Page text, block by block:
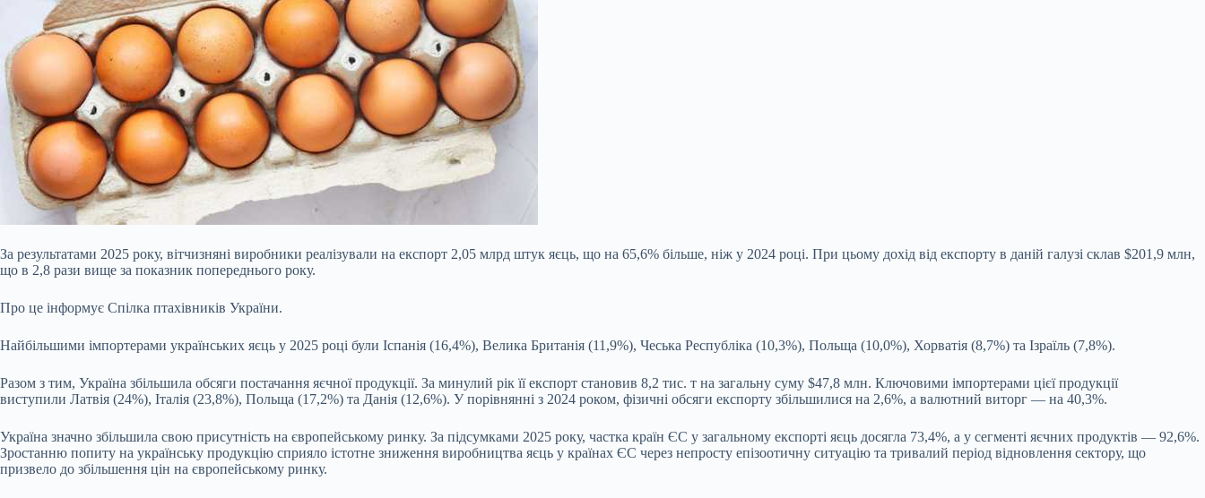
За результатами 2025 року, вітчизняні виробники реалізували на експорт 2,05 млрд штук яєць, що на 65,6% більше, ніж у 2024 році. При цьому дохід від експорту в даній галузі склав $201,9 млн,
що в 2,8 рази вище за показник попереднього року.
Про це інформує Спілка птахівників України.
Найбільшими імпортерами українських яєць у 2025 році були Іспанія (16,4%), Велика Британія (11,9%), Чеська Республіка (10,3%), Польща (10,0%), Хорватія (8,7%) та Ізраїль (7,8%).
Разом з тим, Україна збільшила обсяги постачання яєчної продукції. За минулий рік її експорт становив 8,2 тис. т на загальну суму $47,8 млн. Ключовими імпортерами цієї продукції
виступили Латвія (24%), Італія (23,8%), Польща (17,2%) та Данія (12,6%). У порівнянні з 2024 роком, фізичні обсяги експорту збільшилися на 2,6%, а валютний виторг — на 40,3%.
Україна значно збільшила свою присутність на європейському ринку. За підсумками 2025 року, частка країн ЄС у загальному експорті яєць досягла 73,4%, а у сегменті яєчних продуктів — 92,6%.
Зростанню попиту на українську продукцію сприяло істотне зниження виробництва яєць у країнах ЄС через непросту епізоотичну ситуацію та тривалий період відновлення сектору, що
призвело до збільшення цін на європейському ринку.